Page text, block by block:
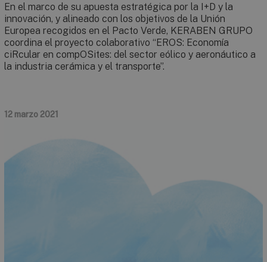
En el marco de su apuesta estratégica por la I+D y la
innovación, y alineado con los objetivos de la Unión
Europea recogidos en el Pacto Verde, KERABEN GRUPO
coordina el proyecto colaborativo “EROS: Economía
ciRcular en compOSites: del sector eólico y aeronáutico a
la industria cerámica y el transporte”.
12 marzo 2021